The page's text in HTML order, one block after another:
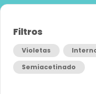
Filtros
Violetas
Semiacetinado